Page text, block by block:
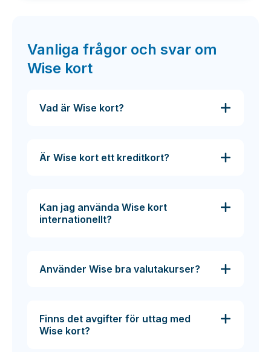
Vanliga frågor och svar om
Wise kort
Vad är Wise kort?
Är Wise kort ett kreditkort?
Kan jag använda Wise kort
internationellt?
Använder Wise bra valutakurser?
Finns det avgifter för uttag med
Wise kort?